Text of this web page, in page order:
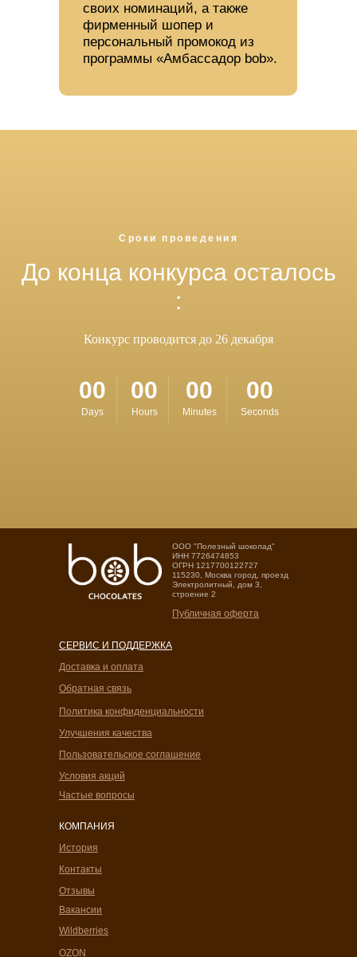
своих номинаций, а также
фирменный шопер и
персональный промокод из
программы «Амбассадор bob».
Сроки проведения
До конца конкурса осталось
:
Конкурс проводится до 26 декабря
00
Days
00
Hours
00
Minutes
00
Seconds
OOO "Полезный шоколад"
ИНН 7726474853
ОГРН 1217700122727
115230, Москва город, проезд
Электролитный, дом 3,
строение 2
СЕРВИС И ПОДДЕРЖКА
Доставка и оплата
Обратная связь
Улучшения качества
Политика конфиденциальности
Пользовательское соглашение
Условия акций
Частые вопросы
Публичная оферта
КОМПАНИЯ
История
Контакты
Отзывы
Вакансии
Wildberries
OZON